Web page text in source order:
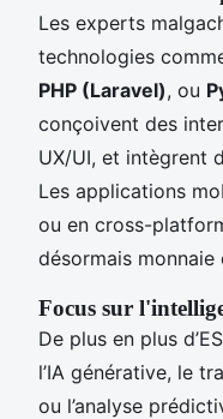
Les experts
technologies
PHP (Laravel), ou
conçoivent des
UX/UI, et intègrent
Les applications
ou en cross-
désormais monnaie
Focus sur
De plus en plus
l’IA générative, le
ou l’analyse